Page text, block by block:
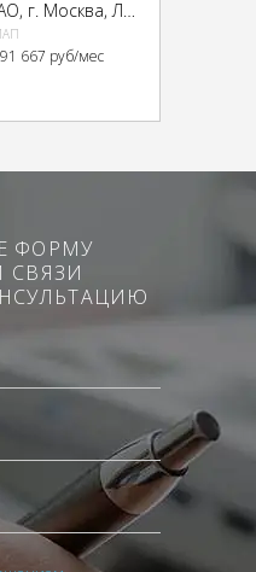
ЖK Сказoчный лec, ВАО, г. Москва, Лосиноостровская ул., вл.45к2
667 руб/мес
ФОРМУ
СВЯЗИ